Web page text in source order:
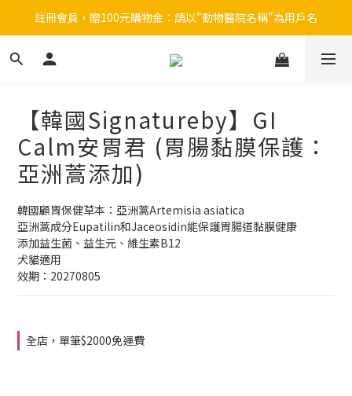
註冊會員，贈100元購物金：請以"動物醫院名稱"為用戶名
註冊會員，贈100元購物金：請以"動物醫院名稱"為用戶名
KRUUSE餵藥器  6+1 優惠中
註冊會員，贈100元購物金：請以"動物醫院名稱"為用戶名
【韓國Signatureby】GI
Calm安胃君 (胃腸黏膜保護：
亞洲蒿添加)
韓國顧胃保健草本：亞洲蒿Artemisia asiatica
亞洲蒿成分Eupatilin和Jaceosidin能保護胃腸道黏膜健康
添加益生菌、益生元、維生素B12
犬貓適用
效期：20270805
全店，單筆$2000免運費